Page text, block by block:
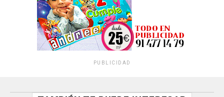
PUBLICIDAD